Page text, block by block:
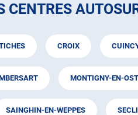
CENTRES
CROIX
MONTIGNY-EN-
SAINGHIN-EN-WEPPES